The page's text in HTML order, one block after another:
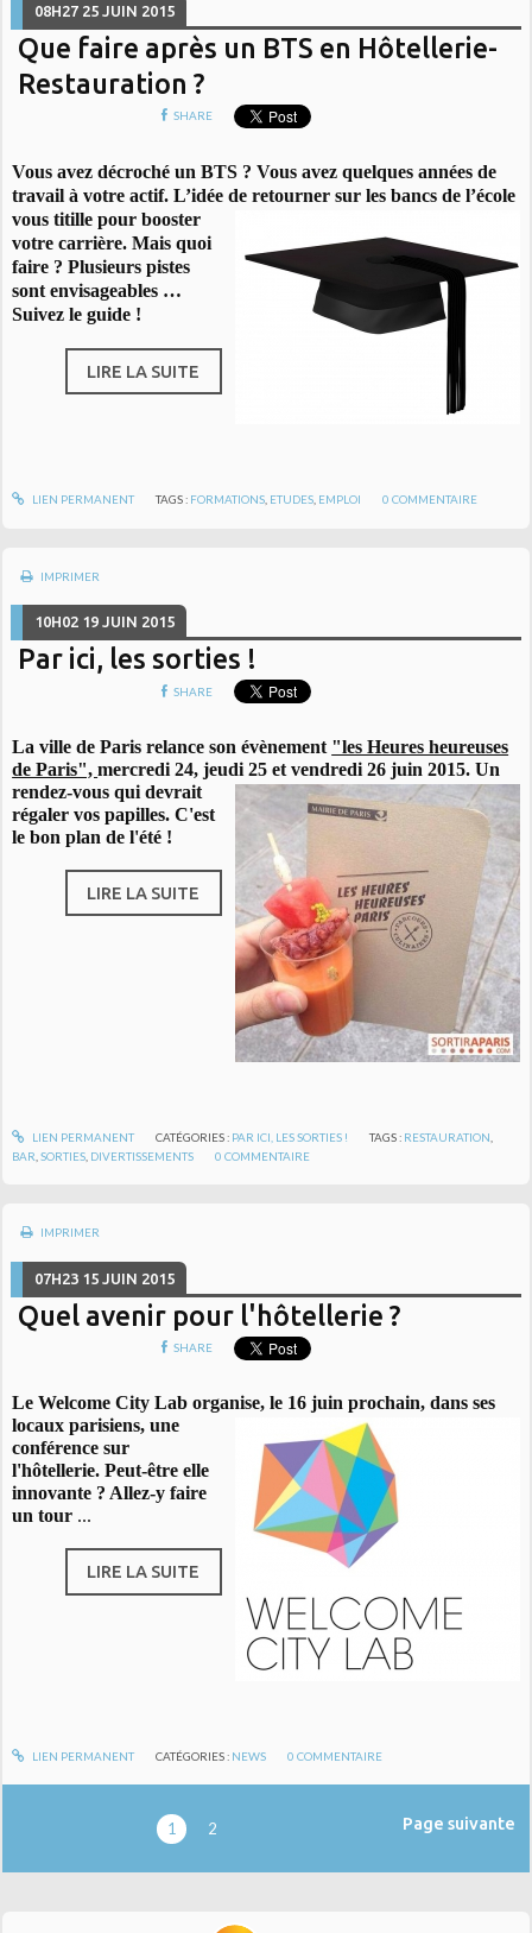
08H27 25 JUIN 2015
Que faire après un BTS en Hôtellerie-
Restauration ?
SHARE
Vous avez décroché un BTS ? Vous avez quelques années de
travail à votre actif. L’idée de retourner sur les bancs de l’école
vous titillepour booster
votre carrière. Mais quoi
faire ? Plusieurs pistes
sont envisageables …
Suivez le guide !
LIRE LA SUITE
LIEN PERMANENT TAGS : FORMATIONS, ETUDES, EMPLOI 0 COMMENTAIRE
IMPRIMER
10H02 19 JUIN 2015
Par ici, les sorties !
SHARE
La ville de Paris relance son évènement "les Heures heureuses
de Paris",mercredi 24, jeudi 25 et vendredi 26 juin 2015. Un
rendez-vous qui devrait
régaler vos papilles. C'est
le bon plan de l'été !
LIRE LA SUITE
LIEN PERMANENT CATÉGORIES : PAR ICI, LES SORTIES ! TAGS : RESTAURATION
BAR ,SORTIES DIVERTISSEMENTS 0 COMMENTAIRE
IMPRIMER
07H23 15 JUIN 2015
Quel avenir pour l'hôtellerie ?
SHARE
Le Welcome City Lab organise, le 16 juin prochain, dans ses
locauxparisiens, une
conférence sur
l'hôtellerie. Peut-être elle
innovante ? Allez-y faire
un tour ...
LIRE LA SUITE
LIEN PERMANENT CATÉGORIES : NEWS 0 COMMENTAIRE
1 2 Page suivante